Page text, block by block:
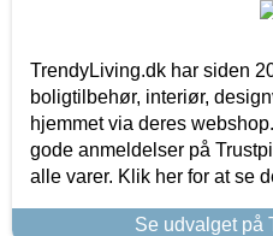
TrendyLiving.dk har siden
boligtilbehør, interiør,
hjemmet via deres
gode anmeldelser på
alle varer. Klik her for at se
Se udvalget på